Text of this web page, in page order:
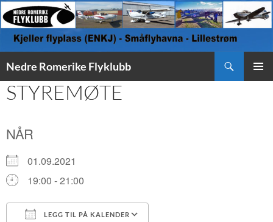
Nedre Romerike Flyklubb
TIL
INNHOLD
STYREMØTE
NÅR
01.09.2021
19:00 - 21:00
LEGG TIL PÅ KALENDER